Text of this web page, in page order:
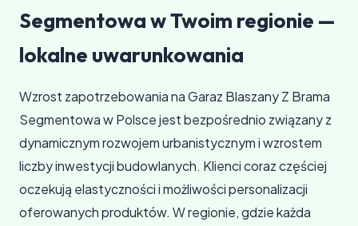
Segmentowa w Twoim regionie —
lokalne uwarunkowania
Wzrost zapotrzebowania na Garaz Blaszany Z Brama
Segmentowa w Polsce jest bezpośrednio związany z
dynamicznym rozwojem urbanistycznym i wzrostem
liczby inwestycji budowlanych. Klienci coraz częściej
oczekują elastyczności i możliwości personalizacji
oferowanych produktów. W regionie, gdzie każda